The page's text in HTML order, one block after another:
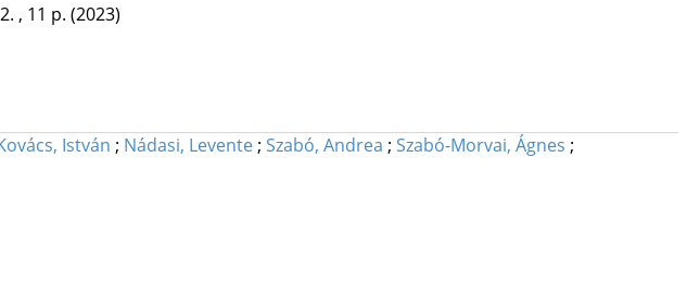
, 11 p. (2023)
István ; Nádasi, Levente; Szabó, Andrea ; Szabó-Morvai, Ágnes ;